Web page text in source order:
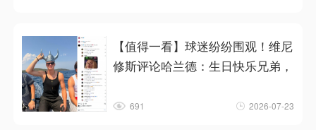
【值得一看】球迷纷纷围观！维尼
修斯评论哈兰德：生日快乐兄弟，
691 2026-07-23